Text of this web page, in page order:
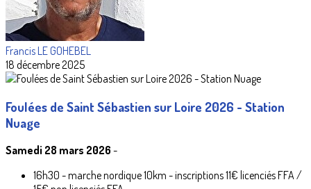
Francis LE GOHEBEL
18 décembre 2025
Foulées de Saint Sébastien sur Loire 2026 - Station
Nuage
Samedi 28 mars 2026 -
16h30 - marche nordique 10km - inscriptions 11€ licenciés FFA /